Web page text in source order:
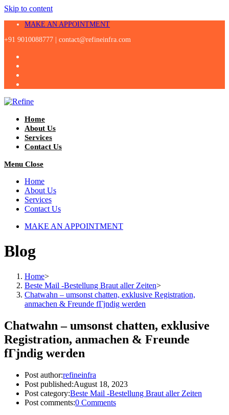
Skip to content
MAKE AN APPOINTMENT
+91 9010088777 | contact@refineinfra.com
Home
About Us
Services
Contact Us
Menu Close
Home
About Us
Services
Contact Us
MAKE AN APPOINTMENT
Blog
Home>
Beste Mail -Bestellung Braut aller Zeiten>
Chatwahn – umsonst chatten, exklusive Registration,
anmachen & Freunde fГјndig werden
Chatwahn – umsonst chatten, exklusive
Registration, anmachen & Freunde
fГјndig werden
Post author:refineinfra
Post published:August 18, 2023
Post category:Beste Mail -Bestellung Braut aller Zeiten
Post comments:0 Comments